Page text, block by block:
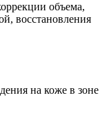
объема,
восстановления
на коже в зоне